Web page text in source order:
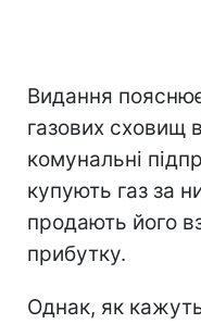
Видання
газових сховищ
комунальні
купують газ за
продають його
прибутку.
Однак, як